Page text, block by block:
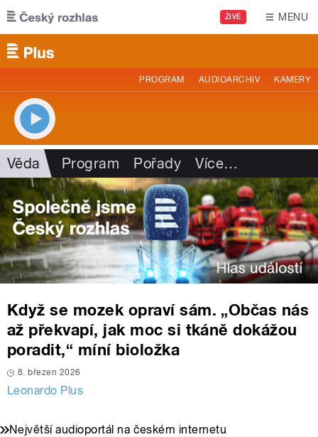
Přejít k hlavnímu obsahu
ŽIVĚ MENU
PROGRAM AUDIOARCHIV KAMERY
Věda Program Pořady Více…
Když se mozek opraví sám. „Občas nás
až překvapí, jak moc si tkáně dokážou
poradit,“ míní bioložka
8. březen 2026
Leonardo Plus
Největší audioportál na českém internetu